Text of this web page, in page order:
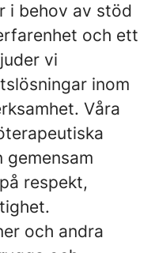
i behov av stöd
och ett
vi
inom
Våra
gemensam
respekt,
och andra